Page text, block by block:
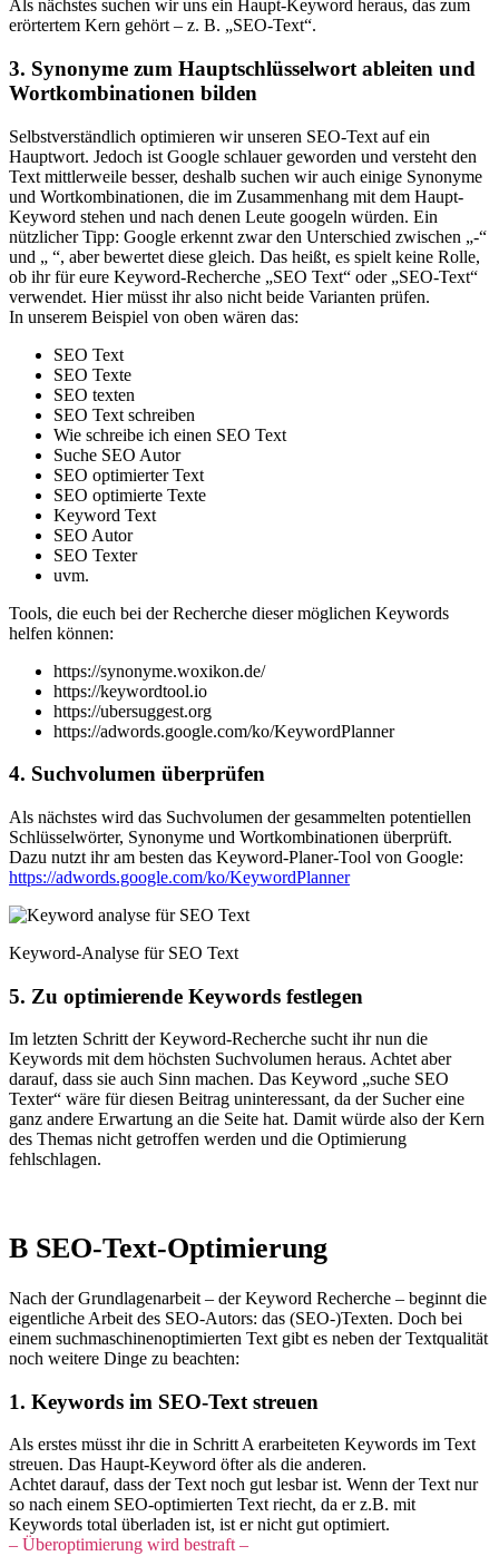
Als nächstes suchen wir uns ein Haupt-Keyword heraus, das zum
erörtertem Kern gehört – z. B. „SEO-Text“.
3. Synonyme zum Hauptschlüsselwort ableiten und
Wortkombinationen bilden
Selbstverständlich optimieren wir unseren SEO-Text auf ein
Hauptwort. Jedoch ist Google schlauer geworden und versteht den
Text mittlerweile besser, deshalb suchen wir auch einige Synonyme
und Wortkombinationen, die im Zusammenhang mit dem Haupt-
Keyword stehen und nach denen Leute googeln würden. Ein
nützlicher Tipp: Google erkennt zwar den Unterschied zwischen „-“
und „ “, aber bewertet diese gleich. Das heißt, es spielt keine Rolle,
ob ihr für eure Keyword-Recherche „SEO Text“ oder „SEO-Text“
verwendet. Hier müsst ihr also nicht beide Varianten prüfen.
In unserem Beispiel von oben wären das:
SEO Text
SEO Texte
SEO texten
SEO Text schreiben
Wie schreibe ich einen SEO Text
Suche SEO Autor
SEO optimierter Text
SEO optimierte Texte
Keyword Text
SEO Autor
SEO Texter
uvm.
Tools, die euch bei der Recherche dieser möglichen Keywords
helfen können:
https://synonyme.woxikon.de/
https://keywordtool.io
https://ubersuggest.org
https://adwords.google.com/ko/KeywordPlanner
4. Suchvolumen überprüfen
Als nächstes wird das Suchvolumen der gesammelten potentiellen
Schlüsselwörter, Synonyme und Wortkombinationen überprüft.
Dazu nutzt ihr am besten das Keyword-Planer-Tool von Google:
https://adwords.google.com/ko/KeywordPlanner
Keyword-Analyse für SEO Text
5. Zu optimierende Keywords festlegen
Im letzten Schritt der Keyword-Recherche sucht ihr nun die
Keywords mit dem höchsten Suchvolumen heraus. Achtet aber
darauf, dass sie auch Sinn machen. Das Keyword „suche SEO
Texter“ wäre für diesen Beitrag uninteressant, da der Sucher eine
ganz andere Erwartung an die Seite hat. Damit würde also der Kern
des Themas nicht getroffen werden und die Optimierung
fehlschlagen.
B SEO-Text-Optimierung
Nach der Grundlagenarbeit – der Keyword Recherche – beginnt die
eigentliche Arbeit des SEO-Autors: das (SEO-)Texten. Doch bei
einem suchmaschinenoptimierten Text gibt es neben der Textqualität
noch weitere Dinge zu beachten:
1. Keywords im SEO-Text streuen
Als erstes müsst ihr die in Schritt A erarbeiteten Keywords im Text
streuen. Das Haupt-Keyword öfter als die anderen.
Achtet darauf, dass der Text noch gut lesbar ist. Wenn der Text nur
so nach einem SEO-optimierten Text riecht, da er z.B. mit
Keywords total überladen ist, ist er nicht gut optimiert.
– Überoptimierung wird bestraft –